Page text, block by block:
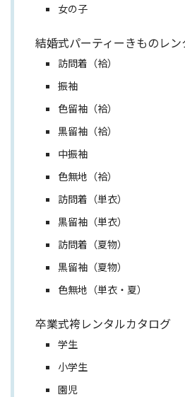
女の子
結婚式パーティーきものレ
訪問着（袷）
振袖
色留袖（袷）
黒留袖（袷）
中振袖
色無地（袷）
訪問着（単衣）
黒留袖（単衣）
訪問着（夏物）
黒留袖（夏物）
色無地（単衣・夏）
卒業式袴レンタルカタログ
学生
小学生
園児